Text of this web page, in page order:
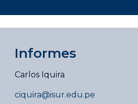
Informes
Carlos Iquira
ciquira@isur.edu.pe